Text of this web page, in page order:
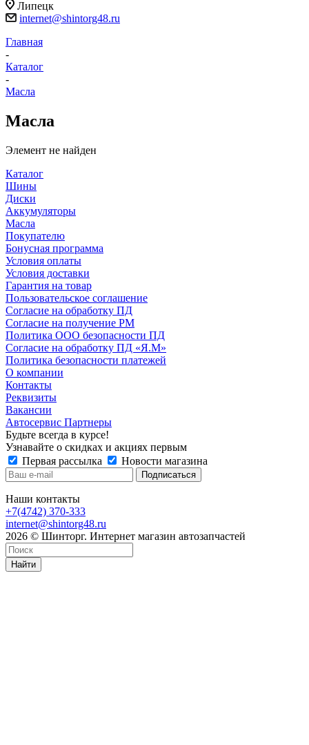
Липецк
internet@shintorg48.ru
Главная
-
Каталог
-
Масла
Масла
Элемент не найден
Каталог
Шины
Диски
Аккумуляторы
Масла
Покупателю
Бонусная программа
Условия оплаты
Условия доставки
Гарантия на товар
Пользовательское соглашение
Согласие на обработку ПД
Согласие на получение РМ
Политика ООО безопасности ПД
Согласие на обработку ПД «Я.М»
Политика безопасности платежей
О компании
Контакты
Реквизиты
Вакансии
Автосервис Партнеры
Будьте всегда в курсе!
Узнавайте о скидках и акциях первым
Первая рассылка
Новости магазина
Наши контакты
+7(4742) 370-333
internet@shintorg48.ru
2026 © Шинторг. Интернет магазин автозапчастей
Найти